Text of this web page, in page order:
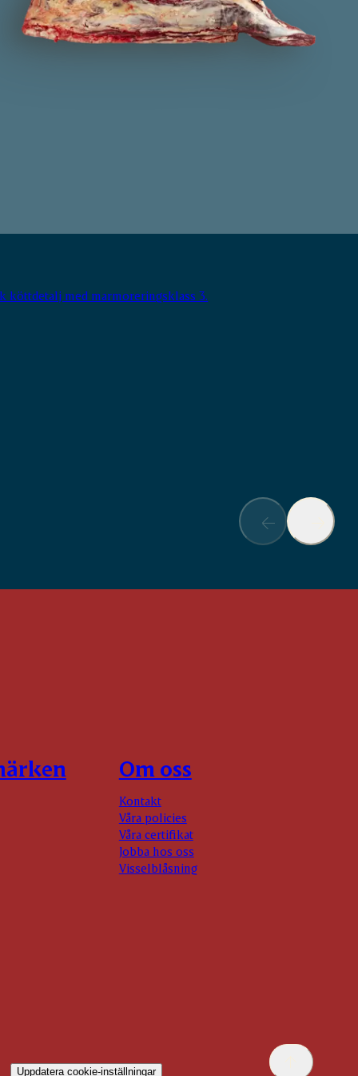
köttdetalj med marmoreringsklass 3.
Om oss
Kontakt
Våra policies
Våra certifikat
Jobba hos oss
Visselblåsning
Uppdatera cookie-inställningar